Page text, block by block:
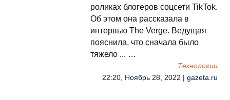
роликах блогеров соцсети TikTok.
Об этом она рассказала в
интервью The Verge. Ведущая
пояснила, что сначала было
тяжело ... …
Технологии
22:20, Ноябрь 28, 2022 | gazeta.ru